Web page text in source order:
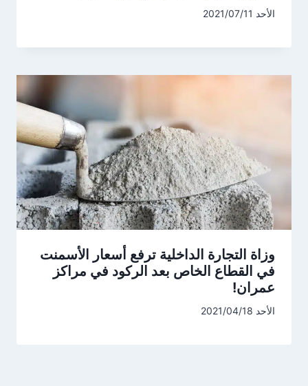
الأحد 2021/07/11
وزاة التجارة الداخلية ترفع أسعار الأسمنت
في القطاع الخاص بعد الركود في مراكز
عمران!
الأحد 2021/04/18